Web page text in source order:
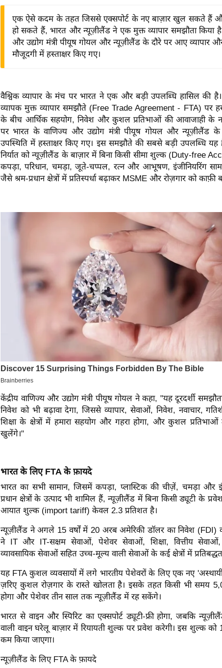
एक ऐसे कदम के तहत जिससे एक्सपोर्ट के नए बाज़ार खुल सकते हैं
हो सकते हैं, भारत और न्यूज़ीलैंड ने एक मुक्त व्यापार समझौता किया
और उद्योग मंत्री पीयूष गोयल और न्यूज़ीलैंड के दौरे पर आए व्यापार
मौजूदगी में हस्ताक्षर किए गए।
वैश्विक व्यापार के मंच पर भारत ने एक और बड़ी उपलब्धि हासिल की
व्यापक मुक्त व्यापार समझौते (Free Trade Agreement - FTA) पर
के बीच आर्थिक सहयोग, निवेश और कुशल प्रतिभाओं की आवाजाही के
पर भारत के वाणिज्य और उद्योग मंत्री पीयूष गोयल और न्यूज़ीलैंड के
उपस्थिति में हस्ताक्षर किए गए। इस समझौते की सबसे बड़ी उपलब्धि
निर्यात को न्यूज़ीलैंड के बाज़ार में बिना किसी सीमा शुल्क (Duty-free
कपड़ा, परिधान, चमड़ा, जूते-चप्पल, रत्न और आभूषण, इंजीनियरिंग
जैसे श्रम-प्रधान क्षेत्रों में प्रतिस्पर्धा बढ़ाकर MSME और रोज़गार को काफ़ी
केंद्रीय वाणिज्य और उद्योग मंत्री पीयूष गोयल ने कहा, "यह दूरदर्शी
निवेश को भी बढ़ावा देगा, जिससे व्यापार, सेवाओं, निवेश, नवाचार,
शिक्षा के क्षेत्रों में हमारा सहयोग और गहरा होगा, और कुशल प्रतिभाओं
खुलेंगे।"
भारत के लिए FTA के फ़ायदे
भारत का सभी सामान, जिसमें कपड़ा, प्लास्टिक की चीज़ें, चमड़ा और
प्रधान क्षेत्रों के उत्पाद भी शामिल हैं, न्यूज़ीलैंड में बिना किसी ड्यूटी के
आयात शुल्क (import tariff) केवल 2.3 प्रतिशत है।
न्यूज़ीलैंड ने अगले 15 वर्षों में 20 अरब अमेरिकी डॉलर का निवेश (FDI)
ने IT और IT-सक्षम सेवाओं, पेशेवर सेवाओं, शिक्षा, वित्तीय सेवाओं,
व्यावसायिक सेवाओं सहित उच्च-मूल्य वाली सेवाओं के कई क्षेत्रों में
यह FTA कुशल व्यवसायों में लगे भारतीय पेशेवरों के लिए एक नए 'अस्थायी
ज़रिए कुशल रोज़गार के रास्ते खोलता है। इसके तहत किसी भी समय
होगा और पेशेवर तीन साल तक न्यूज़ीलैंड में रह सकेंगे।
भारत से वाइन और स्पिरिट का एक्सपोर्ट ड्यूटी-फ्री होगा, जबकि
वाली वाइन घरेलू बाज़ार में रियायती शुल्क पर प्रवेश करेगी। इस शुल्क को
कम किया जाएगा।
न्यूज़ीलैंड के लिए FTA के फ़ायदे